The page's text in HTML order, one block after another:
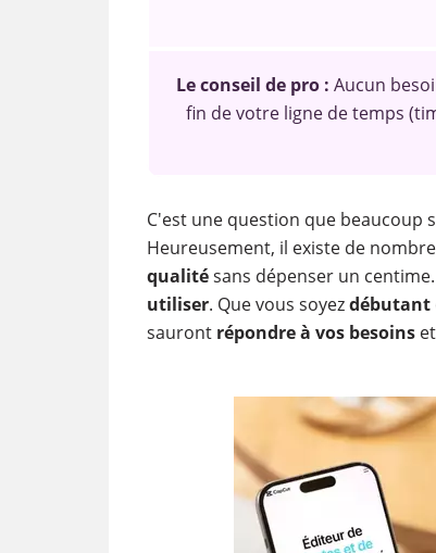
Le conseil de pro : Aucun
fin de votre ligne de temps
C'est une question que
Heureusement, il existe de
qualitésans dépenser un
utiliser. Que vous soyezdébutant
sauront répondre à vos besoinset